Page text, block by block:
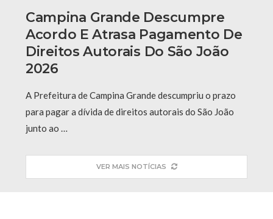
Campina Grande Descumpre
Acordo E Atrasa Pagamento De
Direitos Autorais Do São João
2026
A Prefeitura de Campina Grande descumpriu o prazo
para pagar a dívida de direitos autorais do São João
junto ao …
VER MAIS NOTÍCIAS